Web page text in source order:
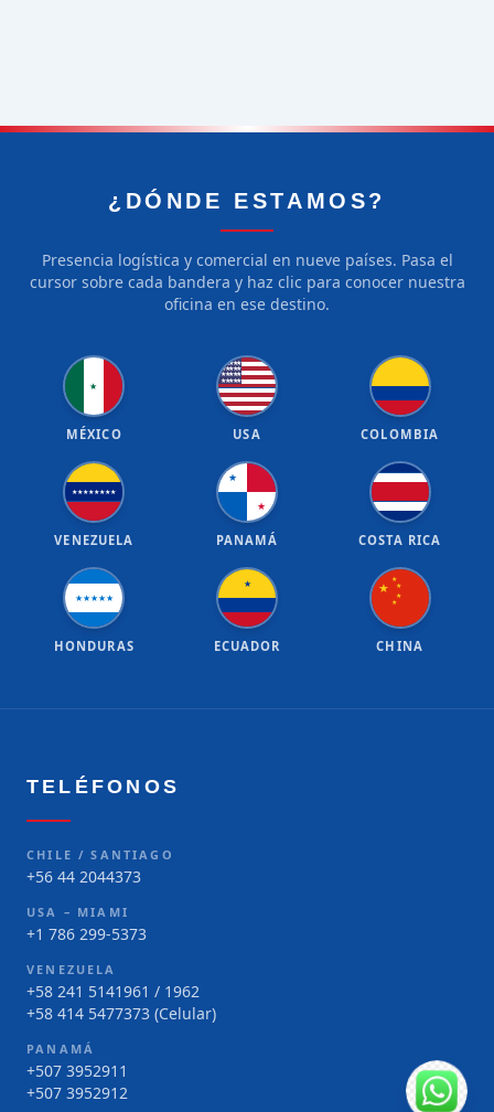
¿DÓNDE ESTAMOS?
Presencia logística y comercial en nueve países. Pasa el
cursor sobre cada bandera y haz clic para conocer nuestra
oficina en ese destino.
★
MÉXICO
★★★★★
★★★★★
★★★★★
★★★★★
USA COLOMBIA
★★★★★★★★
VENEZUELA
★
★
PANAMÁ COSTA RICA
★★★★★
HONDURAS
★
ECUADOR
★
★
★
★
★
CHINA
TELÉFONOS
CHILE / SANTIAGO
+56 44 2044373
USA – MIAMI
+1 786 299-5373
VENEZUELA
+58 241 5141961 / 1962
+58 414 5477373 (Celular)
PANAMÁ
+507 3952911
+507 3952912